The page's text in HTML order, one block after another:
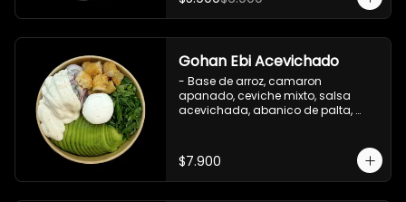
**Imagen Referencial**
Gohan Ebi Acevichado
- Base de arroz, camaron
apanado, ceviche mixto, salsa
acevichada, abanico de palta,
$7.900